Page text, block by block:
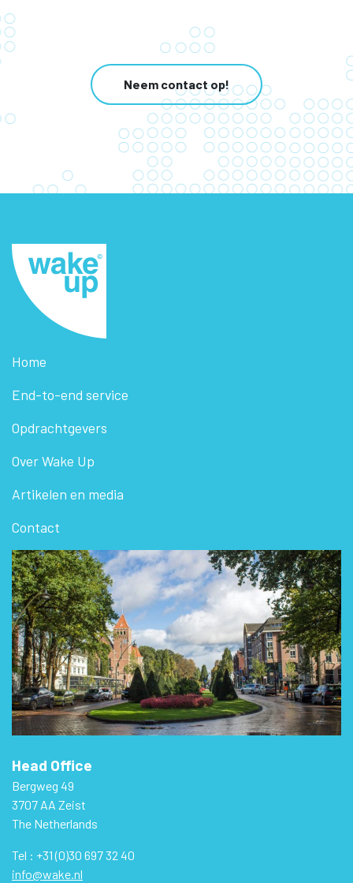
Neem contact op!
Home
End-to-end service
Opdrachtgevers
Over Wake Up
Artikelen en media
Contact
Head Office
Bergweg 49
3707 AA Zeist
The Netherlands
Tel : +31 (0)30 697 32 40
info@wake.nl